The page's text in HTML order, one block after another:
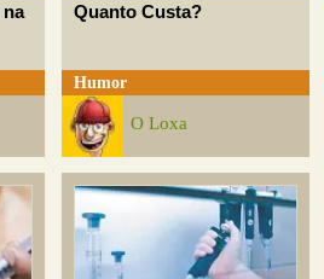
Quanto Custa?
Humor
O Loxa